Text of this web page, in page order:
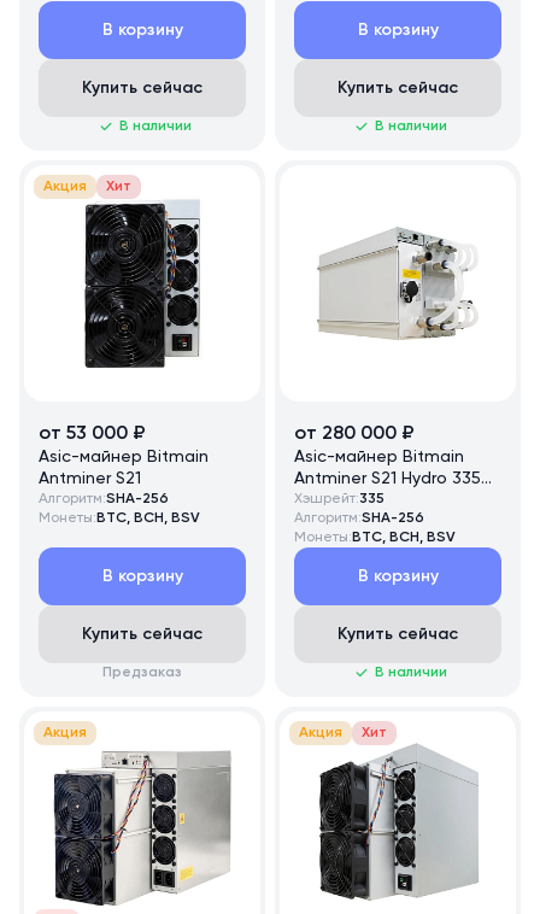
В корзину
Купить сейчас
В наличии
В корзину
Купить сейчас
В наличии
Акция Хит
от 53 000 ₽
Asic-майнер Bitmain
Antminer S21
Алгоритм:SHA-256
Монеты: BTC, BCH, BSV
В корзину
Купить сейчас
Предзаказ
от 280 000 ₽
Asic-майнер Bitmain
Antminer S21 Hydro 335
TH/s
Хэшрейт:335
Алгоритм:SHA-256
Монеты: BTC, BCH, BSV
В корзину
Купить сейчас
В наличии
Акция Акция Хит